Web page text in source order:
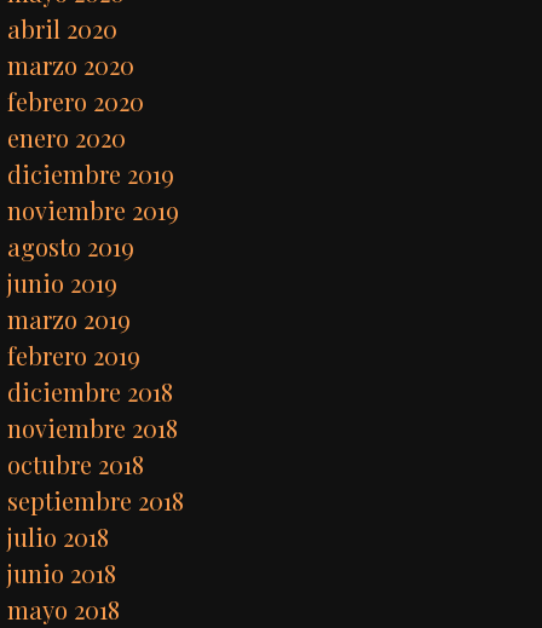
abril 2020
marzo 2020
febrero 2020
enero 2020
diciembre 2019
noviembre 2019
agosto 2019
junio 2019
marzo 2019
febrero 2019
diciembre 2018
noviembre 2018
octubre 2018
septiembre 2018
julio 2018
junio 2018
mayo 2018